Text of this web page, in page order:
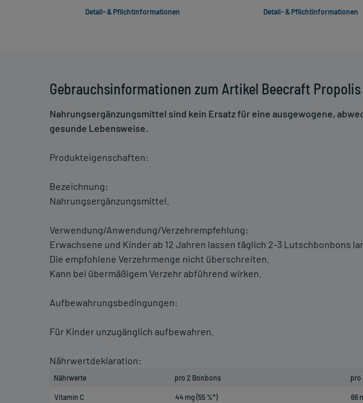
Gebrauchsinformationen zum Artikel Beecraft
Nahrungsergänzungsmittel sind kein Ersatz für eine ausgewogene,
gesunde Lebensweise.
Produkteigenschaften:
Bezeichnung:
Nahrungsergänzungsmittel.
Verwendung/Anwendung/Verzehrempfehlung:
Erwachsene und Kinder ab 12 Jahren lassen täglich 2-3 Lutschbonbons
Die empfohlene Verzehrmenge nicht überschreiten.
Kann bei übermäßigem Verzehr abführend wirken.
Aufbewahrungsbedingungen:
Für Kinder unzugänglich aufbewahren.
Nährwertdeklaration:
Nährwerte pro 2 Bonbons pro
Vitamin C 44 mg (55 %*) 66
Detail- & Pflichtinformationen Detail- & Pflichtinformationen